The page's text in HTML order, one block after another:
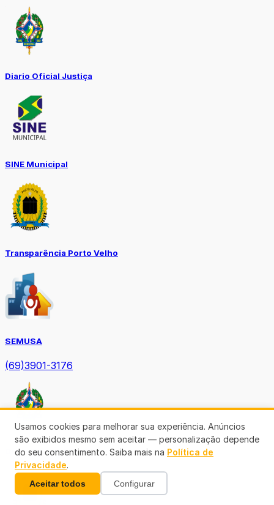
Diario Oficial Justiça
SINE Municipal
Transparência Porto Velho
SEMUSA
(69)3901-3176
Diário Oficial TCE-RO
Usamos cookies para melhorar sua experiência. Anúncios
são exibidos mesmo sem aceitar — personalização depende
do seu consentimento. Saiba mais na Política de
Privacidade.
Aceitar todos Configurar